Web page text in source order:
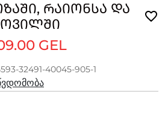
ᲠᲐᲘᲝᲜᲡᲐ ᲓᲐ
GEL
32491-40045-905-1